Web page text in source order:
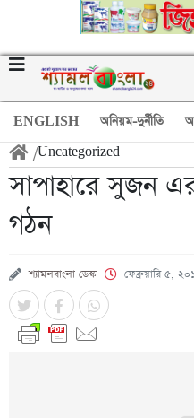
ENGLISH অনিয়ম-দুর্নীতি
/Uncategorized
সাপাহারে সুজন
গঠন
শ্যামলবাংলা ডেস্ক ফেব্রুয়ারি ৫,